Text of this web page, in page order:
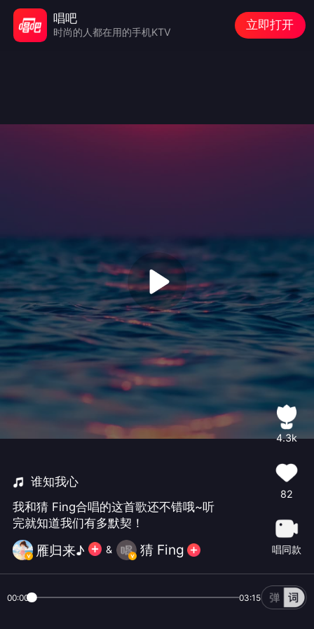
谁知我心
我和猜 Fing合唱的这首歌还不错哦~听
完就知道我们有多默契！
雁归来♪ & 猜 Fing
4.3k
82
唱同款
00:00 03:15
唱吧
时尚的人都在用的手机KTV
立即打开